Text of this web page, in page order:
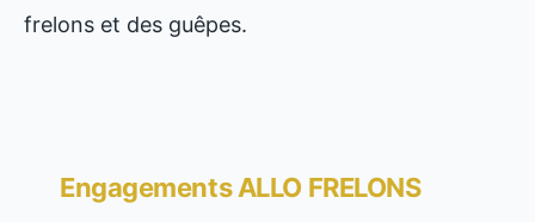
frelons et des guêpes.
Engagements ALLO FRELONS